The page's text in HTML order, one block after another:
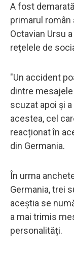
A fost
primarul
Octavian Ursu
rețelele de
"Un accident
dintre
scuzat apoi și
acestea, cel
reacționat în
din Germania.
În urma
Germania, trei
aceștia se
a mai trimis
personalități.